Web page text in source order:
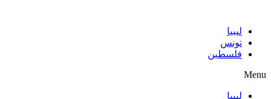
contentليبيا
تونس
فلسطين
Menu
ليبيا